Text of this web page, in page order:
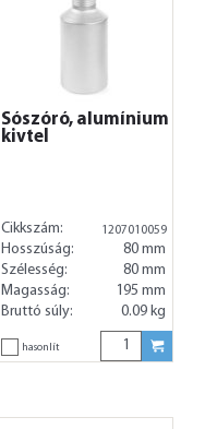
Sószóró, alumínium
kivtel
Cikkszám: 1207010059
Hosszúság:
80 mm
Szélesség:
80 mm
Magasság:
195 mm
Bruttó súly:
0.09 kg
hasonlít